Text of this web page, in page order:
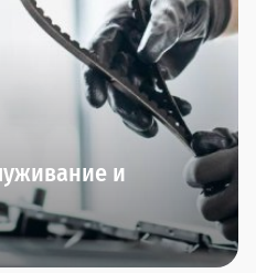
и
о вашем автомобиле
его приобрели.